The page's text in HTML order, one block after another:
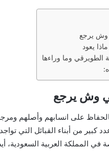
وش يرجع
يعود
الطويرقي وما وراءها
وش يرجع
على انسابهم وأصلهم
كبير من أبناء القبائل التي
في المملكة العربية السعودية،